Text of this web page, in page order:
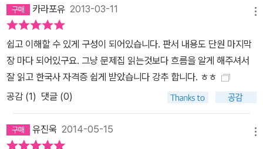
카라포유 2013-03-11
쉽고 이해할 수 있게 구성이 되어있습니다. 판서 내용도 단원 마지막
장 마다 되어있구요. 그냥 문제집 읽는것보다 흐름을 알게 해주셔서
잘 읽고 한국사 자격증 쉽게 받았습니다 강추 합니다. ㅎㅎ
공감 (1) 댓글 (0)
유진욱 2014-05-15